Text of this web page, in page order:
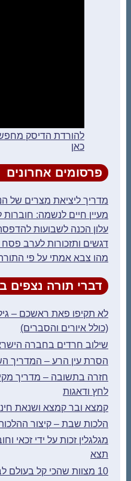
להורדת הדיסק
כאן
פרסומים אחרונים
מדריך ליציאת מצרים של
מעיין חיים לנשמה: חוברות
עלון הכנה לשבועות
דגשים ותזכורות לערב
מהו צבא אמתי על פי
דברי תורה נצפים
לא תקיפו פאת ראשכם –
(כולל איורים והסברים)
שילוב חרדים בחברה
הסרת עין הרע – המדריך
חזרה בתשובה – מדריך
לחץ ודאגות
קמצא ובר קמצא ושנאת
הלכות שבת – קיצור
מגלגלין זכות על ידי זכאי
תצא
10 מצוות שהכי קל בעולם לבצע, ועל כל אחת שכר עצום